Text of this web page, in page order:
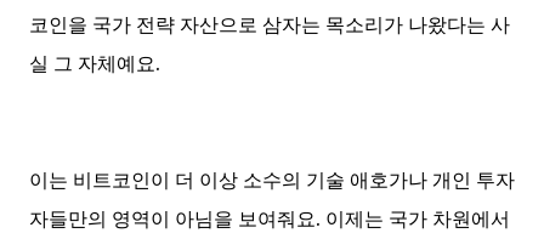
코인을 국가 전략 자산으로 삼자는 목소리가 나왔다는 사
실 그 자체예요.
이는 비트코인이 더 이상 소수의 기술 애호가나 개인 투자
자들만의 영역이 아님을 보여줘요. 이제는 국가 차원에서